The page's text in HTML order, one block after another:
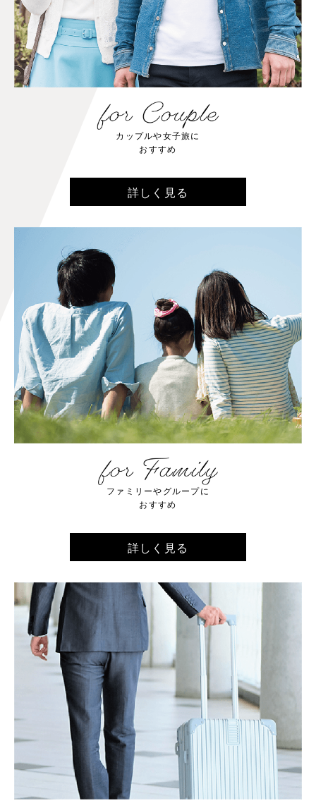
カップルや女子旅に
おすすめ
詳しく見る
ファミリーやグループに
おすすめ
詳しく見る